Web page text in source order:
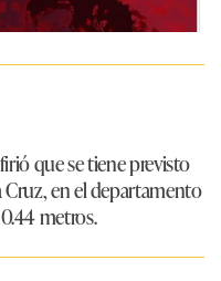
que se tiene previsto
Cruz, en el departamento
metros.